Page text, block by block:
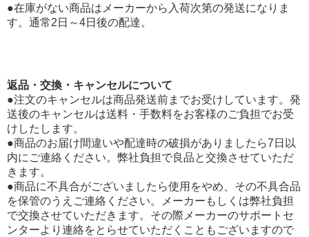
●在庫がない商品はメーカーから入荷次第の発送になりま
す。通常2日～4日後の配達。
返品・交換・キャンセルについて
●注文のキャンセルは商品発送前までお受けしています。発
送後のキャンセルは送料・手数料をお客様のご負担でお受
けしたします。
●商品のお届け間違いや配達時の破損がありましたら7日以
内にご連絡ください。弊社負担で良品と交換させていただ
きます。
●商品に不具合がございましたら使用をやめ、その不具合品
を保管のうえご連絡ください。メーカーもしくは弊社負担
で交換させていただきます。その際メーカーのサポートセ
ンターより連絡をとらせていただくこともございますので